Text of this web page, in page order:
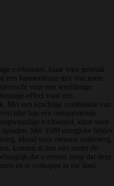
e-vloeistof, klaar voor gebruik
een harmonieuze mix van zoete
voor een weelderige
effect voor een
Met een krachtige combinatie van
elke hijs een ontspannende
e-vloeistof, klaar voor
Met 3500 energieke hijsjes
ideaal voor mensen onderweg.
kunnen al dan niet onder de
dat u ervoor zorgt dat deze
en te verkopen in uw land